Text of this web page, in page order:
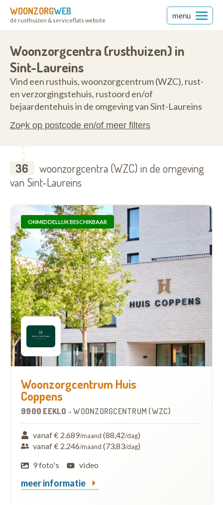
WOONZORGWEB
dé rusthuizen & serviceflats website
menu
Woonzorgcentra (rusthuizen) in
Sint-Laureins
Vind een rusthuis, woonzorgcentrum (WZC), rust-
en verzorgingstehuis, rustoord en/of
bejaardentehuis in de omgeving van Sint-Laureins
Zoek op postcode en/of meer filters
36
woonzorgcentra (WZC) in de omgeving
van Sint-Laureins
ONMIDDELLIJK BESCHIKBAAR
Woonzorgcentrum Huis
Coppens
9900 EEKLO -WOONZORGCENTRUM (WZC)
vanaf € 2.689/maand (88,42/dag)
vanaf € 2.246/maand (73,83/dag)
9 foto's
video
meer informatie